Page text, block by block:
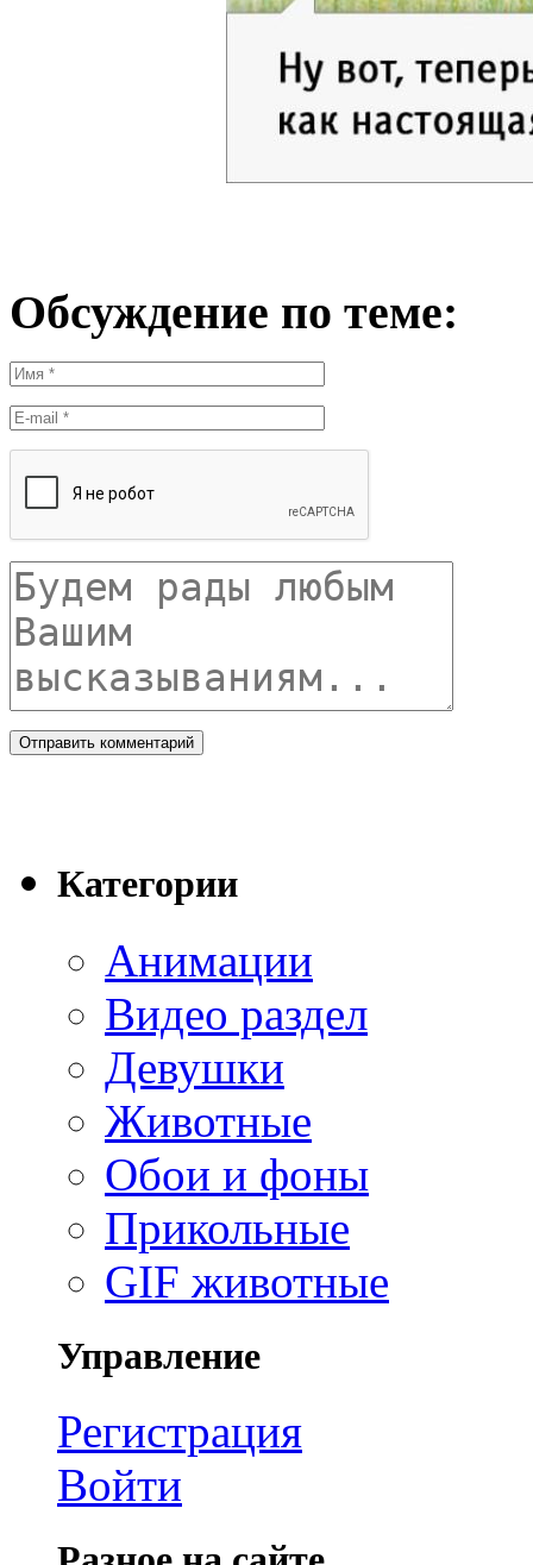
Обсуждение по теме:
Категории
Анимации
Видео раздел
Девушки
Животные
Обои и фоны
Прикольные
GIF животные
Управление
Регистрация
Войти